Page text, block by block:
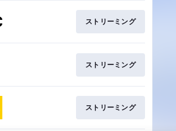
ストリーミング
ストリーミング
ストリーミング